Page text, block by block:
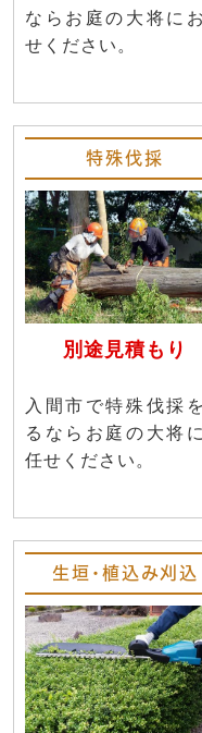
ならお庭の大将に
せください。
特殊伐採
別途見積もり
入間市で特殊伐採
るならお庭の大将
任せください。
生垣・植込み刈込